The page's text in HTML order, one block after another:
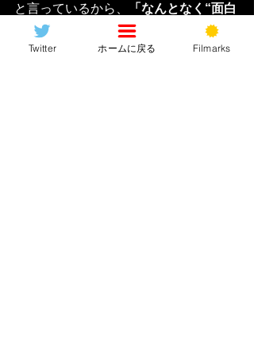
と言っているから、
「なんとなく“面白
い”かもしれない」という感想を抱いて
はいないか？日本人の癖
Twitter ホームに戻る Filmarks